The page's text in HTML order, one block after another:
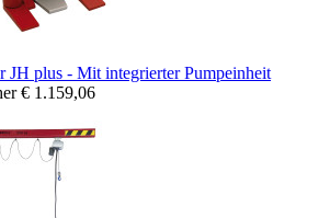
JH plus - Mit integrierter Pumpeinheit
€ 1.159,06